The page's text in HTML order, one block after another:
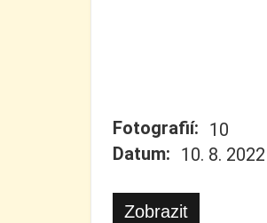
Fotografií: 10
Datum: 10. 8. 2022
Zobrazit